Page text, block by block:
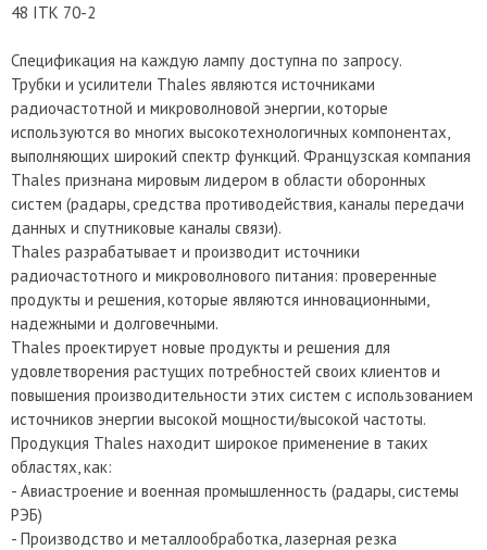
48 ITK 70-2
Спецификация на каждую лампу доступна по запросу.
Трубки и усилители Thales являются источниками
радиочастотной и микроволновой энергии, которые
используются во многих высокотехнологичных компонентах,
выполняющих широкий спектр функций. Французская компания
Thales признана мировым лидером в области оборонных
систем (радары, средства противодействия, каналы передачи
данных и спутниковые каналы связи).
Thales разрабатывает и производит источники
радиочастотного и микроволнового питания: проверенные
продукты и решения, которые являются инновационными,
надежными и долговечными.
Thales проектирует новые продукты и решения для
удовлетворения растущих потребностей своих клиентов и
повышения производительности этих систем с использованием
источников энергии высокой мощности/высокой частоты.
Продукция Thales находит широкое применение в таких
областях, как:
- Авиастроение и военная промышленность (радары, системы
РЭБ)
- Производство и металлообработка, лазерная резка